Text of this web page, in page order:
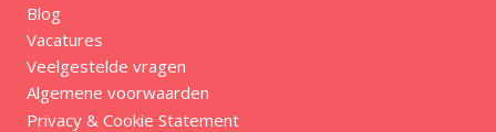
Blog
Vacatures
Veelgestelde vragen
Algemene voorwaarden
Privacy & Cookie Statement